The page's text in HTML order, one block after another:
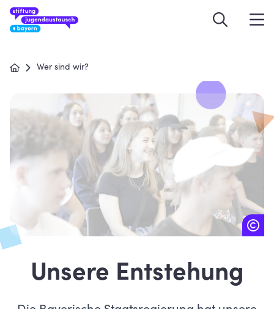
Wer sind wir?
Unsere Entstehung